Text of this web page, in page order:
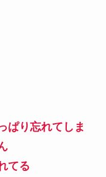
ぱり忘れてしま
てる